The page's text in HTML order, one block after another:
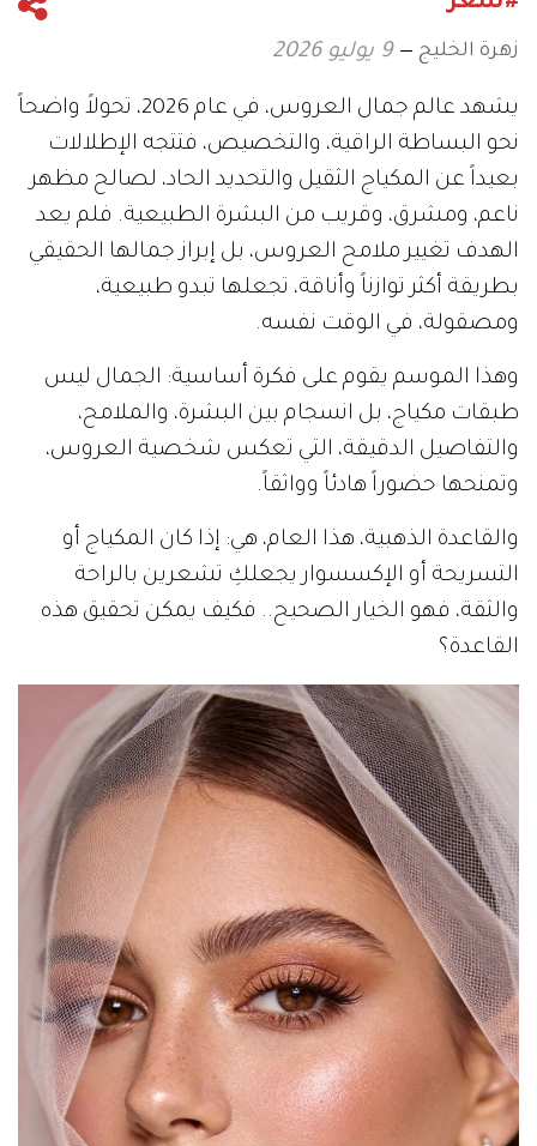
زهرة الخليج 9 يوليو 2026
يشهد عالم جمال العروس، في عام 2026، تحولاً واضحاً
نحو البساطة الراقية، والتخصيص، فتتجه الإطلالات
بعيداً عن المكياج الثقيل والتحديد الحاد، لصالح مظهر
ناعم، ومشرق، وقريب من البشرة الطبيعية. فلم يعد
الهدف تغيير ملامح العروس، بل إبراز جمالها الحقيقي
بطريقة أكثر توازناً وأناقة، تجعلها تبدو طبيعية،
ومصقولة، في الوقت نفسه.
وهذا الموسم يقوم على فكرة أساسية: الجمال ليس
طبقات مكياج، بل انسجام بين البشرة، والملامح،
والتفاصيل الدقيقة، التي تعكس شخصية العروس،
وتمنحها حضوراً هادئاً وواثقاً.
والقاعدة الذهبية، هذا العام، هي: إذا كان المكياج أو
التسريحة أو الإكسسوار يجعلكِ تشعرين بالراحة
والثقة، فهو الخيار الصحيح.. فكيف يمكن تحقيق هذه
القاعدة؟